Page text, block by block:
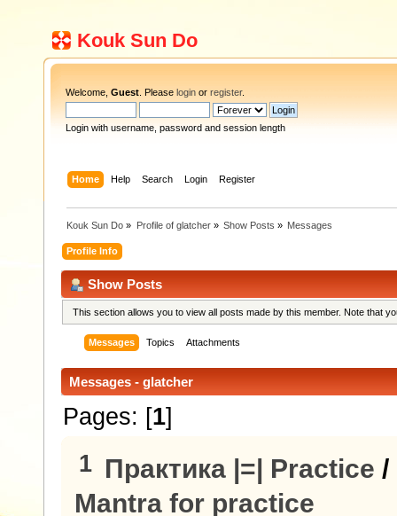
Kouk Sun Do
Welcome, Guest . Please login or register.
Login with username, password and session length
Home Help Search Login Register
Kouk Sun Do » Profile of glatcher» Show Posts » Messages
Profile Info
Show Posts
This section allows you to view all posts made by this member. Note that
Messages Topics Attachments
Messages - glatcher
Pages: [1]
1 Практика |=| Practice /
Mantra for practice